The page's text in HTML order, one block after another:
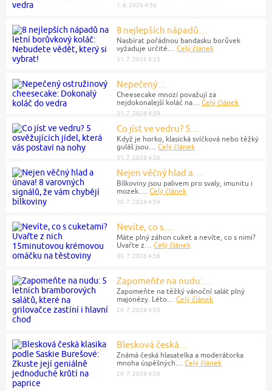
1. 8. 2026 4:56
8 nejlepších nápadů…
Nasbírat pořádnou bandasku borůvek
vyžaduje určité…Celý článek
31. 7. 2026 8:35
Nepečený…
Cheesecake mnozí považují za
nejdokonalejší koláč na…Celý článek
31. 7. 2026 4:59
Co jíst ve vedru? 5…
Když je horko, klasická svíčková nebo těžký
guláš jsou…Celý článek
31. 7. 2026 4:56
Nejen věčný hlad a…
Bílkoviny jsou palivem pro svaly, imunitu i
mozek.…Celý článek
30. 7. 2026 4:59
Nevíte, co s…
Máte plný záhon cuket a nevíte, co s nimi?
Uvařte z…Celý článek
30. 7. 2026 4:56
Zapomeňte na nudu:…
Zapomeňte na těžký vánoční salát plný
majonézy. Léto…Celý článek
29. 7. 2026 4:59
Blesková česká…
Známá česká hlasatelka a moderátorka
mnoha úspěšných…Celý článek
29. 7. 2026 4:56